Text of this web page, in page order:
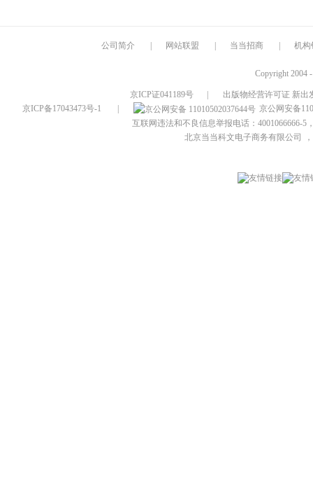
公司简介 网站联盟 当当招商 机构
Copyright 2004
京ICP证041189号
出版物经营许可证 新出
京ICP备17043473号-1
京公网安备
互联网违法和不良信息举报电话：4001066666-5
北京当当科文电子商务有限公司